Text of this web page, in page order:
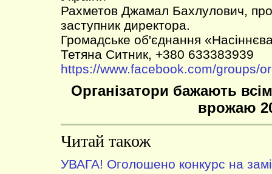
Рахметов Джамал Бахлулович,
заступник директора.
Громадське об'єднання
Тетяна Ситник, +380 633383939
https://www.facebook.com/groups/
Організатори бажають
врожаю
Читай також
УВАГА! Оголошено конкурс на